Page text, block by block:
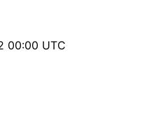
00:00 UTC